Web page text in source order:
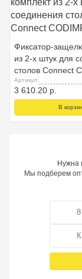
Фиксатор-
из 2-х штук для
столов Connect
Артикул:
3 610.20 р.
В
Нужна
Мы подберем